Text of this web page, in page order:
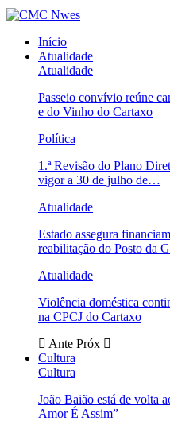
Início
Atualidade
Atualidade
Passeio convívio reúne
e do Vinho do Cartaxo
Política
1.ª Revisão do Plano
vigor a 30 de julho de…
Atualidade
Estado assegura
reabilitação do Posto da
Atualidade
Violência doméstica
na CPCJ do Cartaxo
Ante Próx
Cultura
Cultura
João Baião está de volta
Amor É Assim”